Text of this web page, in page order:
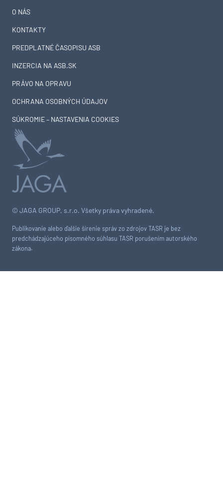
© JAGA GROUP, s.r.o. Všetky práva vyhradené.
Publikovanie alebo ďalšie šírenie správ zo zdrojov TASR je bez
predchádzajúceho písomného súhlasu TASR porušením autorského
zákona.
O NÁS
KONTAKTY
PREDPLATNÉ ČASOPISU ASB
INZERCIA NA ASB.SK
PRÁVO NA OPRAVU
OCHRANA OSOBNÝCH ÚDAJOV
SÚKROMIE – NASTAVENIA COOKIES